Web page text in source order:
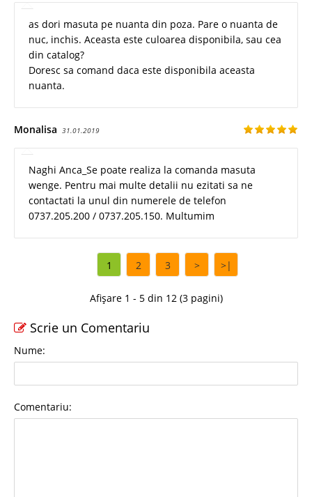
as dori masuta pe nuanta din poza. Pare o nuanta de
nuc, inchis. Aceasta este culoarea disponibila, sau cea
din catalog?
Doresc sa comand daca este disponibila aceasta
nuanta.
Monalisa 31.01.2019
Naghi Anca_Se poate realiza la comanda masuta
wenge. Pentru mai multe detalii nu ezitati sa ne
contactati la unul din numerele de telefon
0737.205.200 / 0737.205.150. Multumim
1 2 3 > >|
Afișare 1 - 5 din 12 (3 pagini)
Scrie un Comentariu
Nume:
Comentariu: